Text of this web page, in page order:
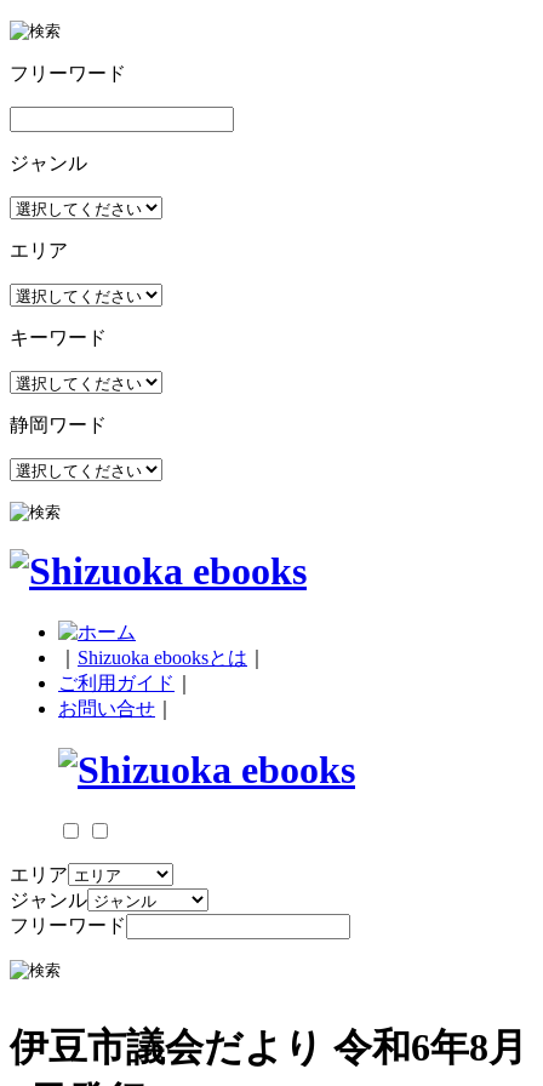
フリーワード
ジャンル
エリア
キーワード
静岡ワード
Shizuoka ebooksとは
ご利用ガイド
お問い合せ
エリア
ジャンル
フリーワード
伊豆市議会だより 令和6年8月